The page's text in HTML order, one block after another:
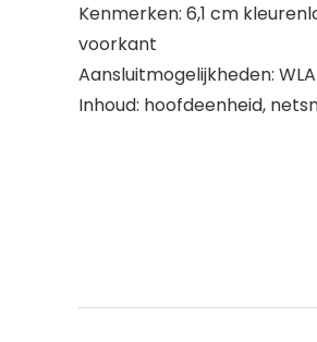
Kenmerken: 6,1 cm
voorkant
Aansluitmogelijkheden:
Inhoud: hoofdeenheid,